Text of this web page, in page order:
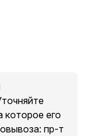
которое его
пр-т